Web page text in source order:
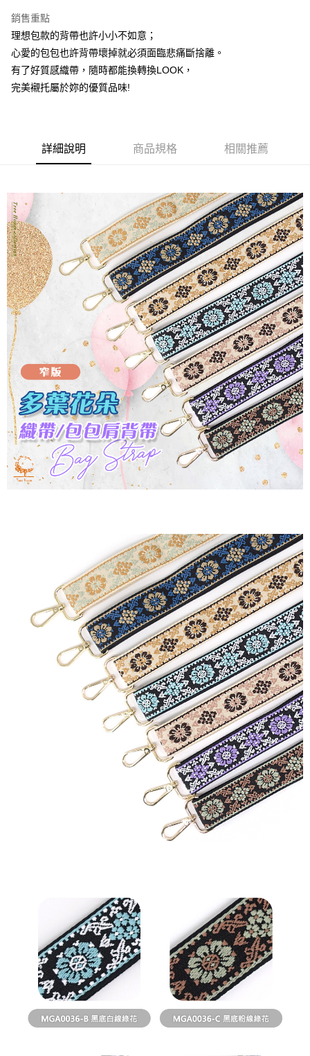
台灣樂天信用卡公司
運送方式
全家取貨付款
每筆NT$60，滿NT$1,000(含以上)免運費
付款後全家取貨
每筆NT$60，滿NT$1,000(含以上)免運費
每筆NT$60，滿NT$1,000(含以上)免運費
宅配
每筆NT$80，滿NT$1,000(含以上)免運費
銷售重點
理想包款的背帶也許小小不如意；
心愛的包包也許背帶壞掉就必須面臨悲痛斷捨離。
有了好質感織帶，隨時都能換轉換LOOK，
完美襯托屬於妳的優質品味!⁣
詳細說明 商品規格 相關推薦